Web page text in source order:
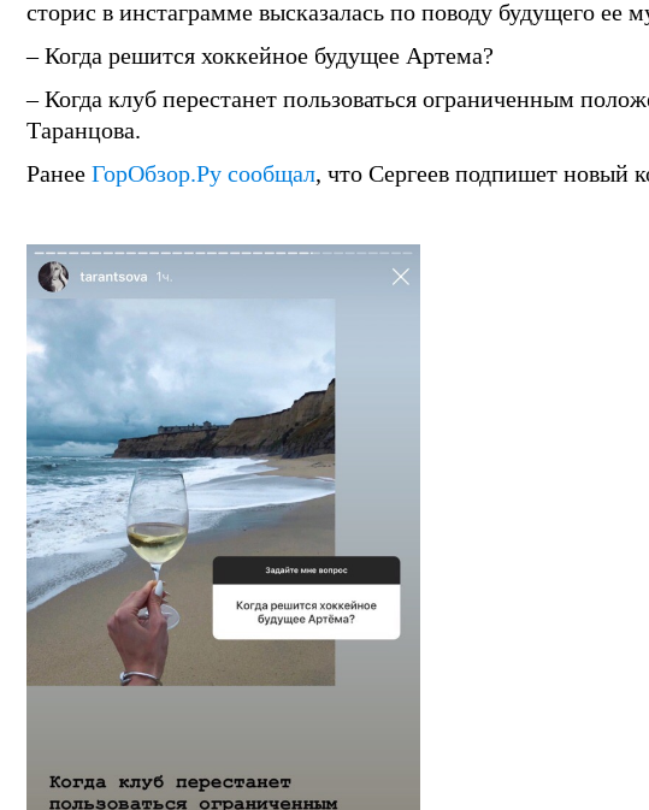
сторис в инстаграмме высказалась по поводу будущего ее
– Когда решится хоккейное будущее Артема?
– Когда клуб перестанет пользоваться ограниченным
Таранцова.
Ранее ГорОбзор.Ру сообщал, что Сергеев подпишет новый